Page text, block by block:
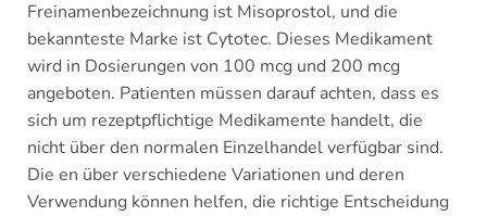
Freinamenbezeichnung ist Misoprostol, und die
bekannteste Marke ist Cytotec. Dieses Medikament
wird in Dosierungen von 100 mcg und 200 mcg
angeboten. Patienten müssen darauf achten, dass es
sich um rezeptpflichtige Medikamente handelt, die
nicht über den normalen Einzelhandel verfügbar sind.
Die en über verschiedene Variationen und deren
Verwendung können helfen, die richtige Entscheidung